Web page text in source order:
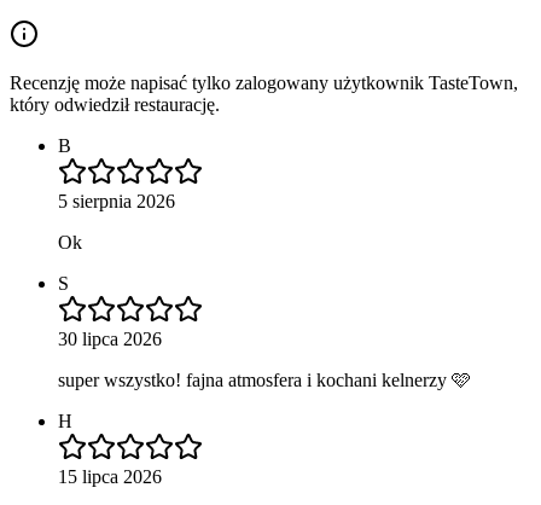
Recenzję może napisać tylko zalogowany użytkownik TasteTown,
który odwiedził restaurację.
B
5 sierpnia 2026
Ok
S
30 lipca 2026
super wszystko! fajna atmosfera i kochani kelnerzy 🩷
H
15 lipca 2026